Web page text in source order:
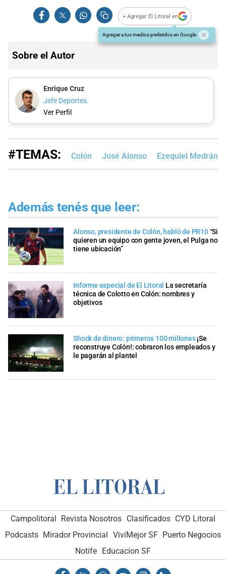
+ Agregar El Litoral en
Agregar a tus medios preferidos en Google
Sobre el Autor
Enrique Cruz
Jefe Deportes.
Ver Perfil
#TEMAS: Colón José Alonso Ezequiel Medrán
Además tenés que leer:
Alonso, presidente de Colón, habló de PR10“Si
quieren un equipo con gente joven, el Pulga no
tiene ubicación”
Informe especial de El Litoral La secretaría
técnica de Colotto en Colón: nombres y
objetivos
Shock de dinero: primeros 100 millones ¡Se
reconstruye Colón!: cobraron los empleados y
le pagarán al plantel
Campolitoral Revista Nosotros Clasificados CYD Litoral
Podcasts Mirador Provincial VivíMejor SF Puerto Negocios
Notife Educacion SF